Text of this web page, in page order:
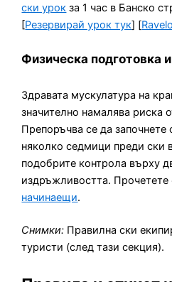
ски урок за 1 час в Банско
[Резервирай урок тук] [
Физическа подготовка
Здравата мускулатура на
значително намалява риска
Препоръчва се да започнете
няколко седмици преди ски
подобрите контролa върху
издръжливостта.
начинаещи.
Снимки: Правилна ски
туристи (след тази секция).